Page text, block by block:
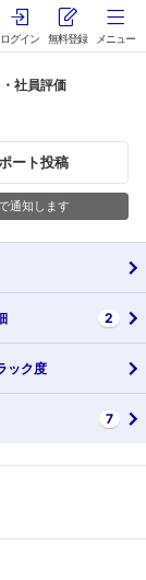
ログイン 無料登録 メニュー
社員評価
ート投稿
通知します
2
ック度
7